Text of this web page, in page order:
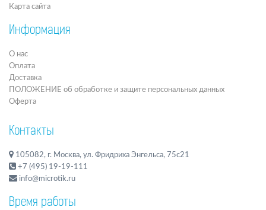
Карта сайта
Информация
О нас
Оплата
Доставка
ПОЛОЖЕНИЕ об обработке и защите персональных данных
Оферта
Контакты
105082, г. Москва, ул. Фридриха Энгельса, 75с21
+7 (495) 19-19-111
info@microtik.ru
Время работы